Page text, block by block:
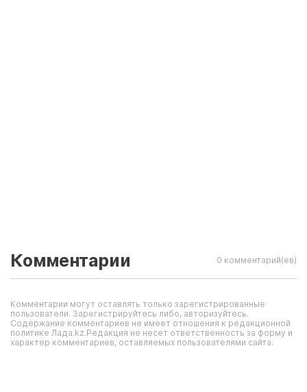
Комментарии 0 комментарий(ев)
Комментарии могут оставлять только зарегистрированные
пользователи. Зарегистрируйтесь либо, авторизуйтесь.
Содержание комментариев не имеет отношения к редакционной
политике Лада.kz.Редакция не несет ответственность за форму и
характер комментариев, оставляемых пользователями сайта.